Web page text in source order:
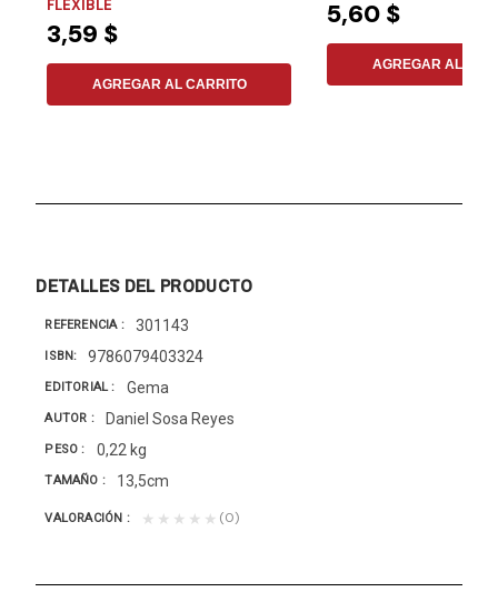
FLEXIBLE
3,59 $
AGREGAR AL CARRITO
5,60 $
AGREGAR AL
DETALLES DEL PRODUCTO
REFERENCIA 301143
ISBN 9786079403324
EDITORIAL Gema
AUTOR Daniel Sosa Reyes
PESO 0,22 kg
TAMAÑO 13,5cm
VALORACIÓN ★★★★★ (0)